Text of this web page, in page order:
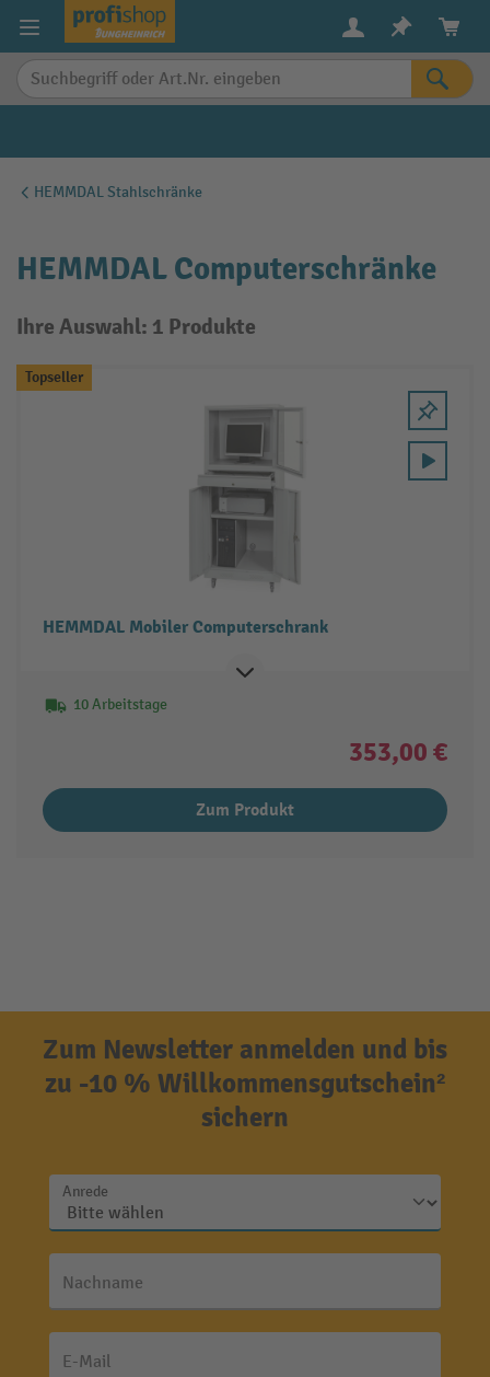
springen
HEMMDAL Stahlschränke
HEMMDAL Computerschränke
Ihre Auswahl: 1 Produkte
Topseller
HEMMDAL Mobiler Computerschrank
10 Arbeitstage
353,00 €
Zum Produkt
Zum Newsletter anmelden und bis
zu -10 % Willkommensgutschein²
sichern
Anrede
Nachname
E-Mail